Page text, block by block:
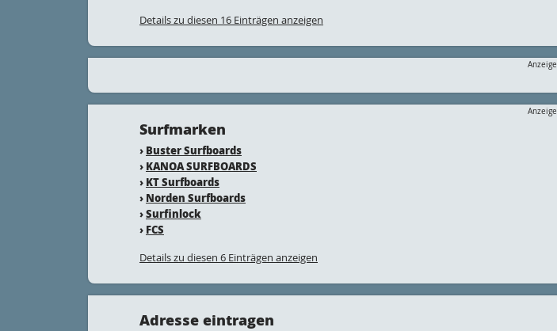
Details zu diesen 16 Einträgen anzeigen
Anzeige
Anzeige
Surfmarken
› Buster Surfboards
› KANOA SURFBOARDS
› KT Surfboards
› Norden Surfboards
›Surfinlock
› FCS
Details zu diesen 6 Einträgen anzeigen
Adresse eintragen